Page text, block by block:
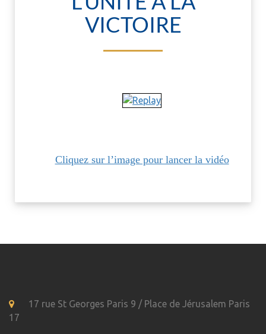
VICTOIRE
Cliquez sur l’image pour lancer la vidéo
17 rue St Georges Paris 9 / Place de Jérusalem Paris
17